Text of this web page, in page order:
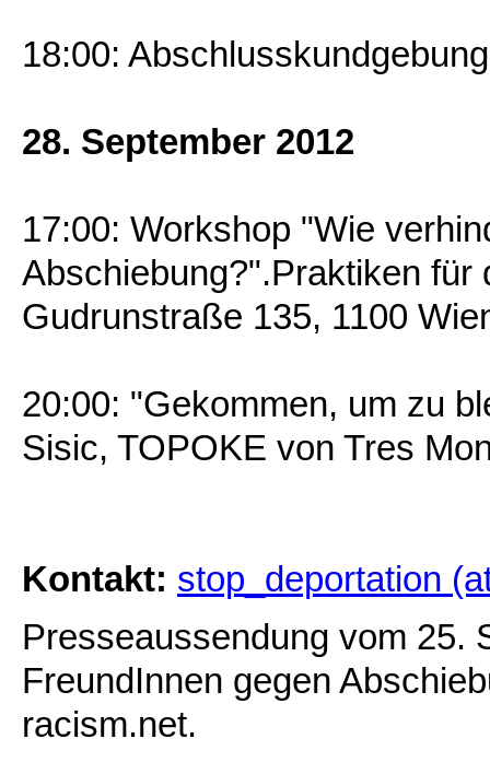
18:00:
28. September 2012
17:00: Workshop "Wie
Abschiebung?".Praktiken für
Gudrunstraße 135, 1100
20:00: "Gekommen, um zu
Sisic, TOPOKE von Tres
Kontakt: stop_deportation
Presseaussendung vom 25.
FreundInnen gegen
racism.net.